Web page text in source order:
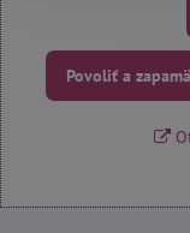
Povoliť a